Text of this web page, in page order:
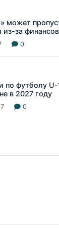
может
из-за
0
по футболу
в 2027 году
0